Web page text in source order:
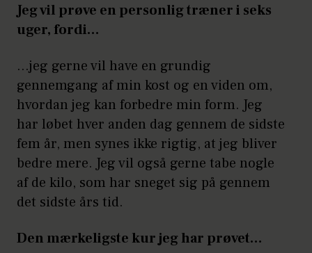
Jeg vil prøve en personlig træner i seks
uger, fordi…
…jeg gerne vil have en grundig
gennemgang af min kost og en viden om,
hvordan jeg kan forbedre min form. Jeg
har løbet hver anden dag gennem de sidste
fem år, men synes ikke rigtig, at jeg bliver
bedre mere. Jeg vil også gerne tabe nogle
af de kilo, som har sneget sig på gennem
det sidste års tid.
Den mærkeligste kur jeg har prøvet…